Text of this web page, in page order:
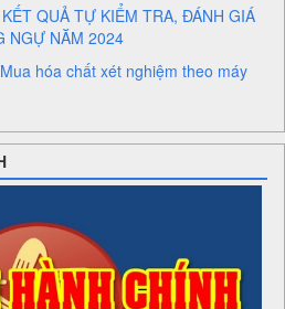
QUẢ TỰ KIỂM TRA, ĐÁNH GIÁ
NGỰ NĂM 2024
hóa chất xét nghiệm theo máy